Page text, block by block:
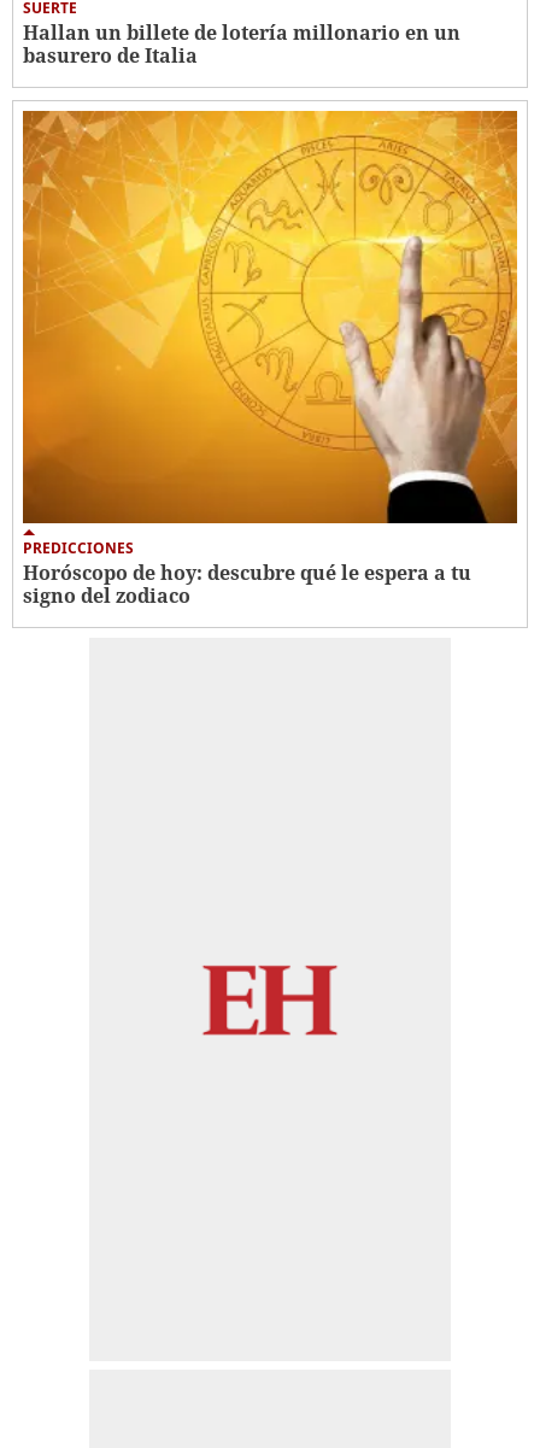
SUERTE
Hallan un billete de lotería millonario en un
basurero de Italia
PREDICCIONES
Horóscopo de hoy: descubre qué le espera a tu
signo del zodiaco